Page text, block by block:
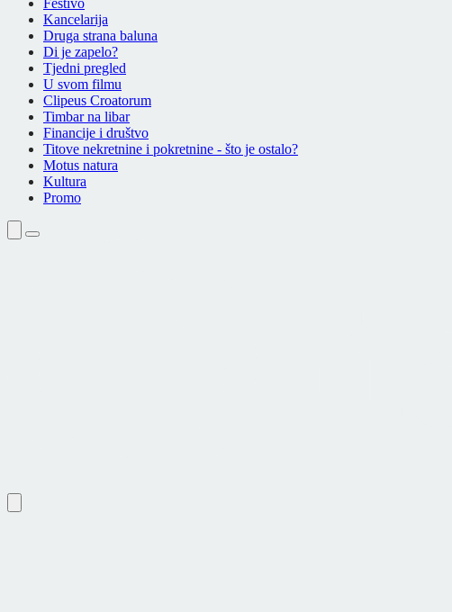
Festivo
Kancelarija
Druga strana baluna
Di je zapelo?
Tjedni pregled
U svom filmu
Clipeus Croatorum
Timbar na libar
Financije i društvo
Titove nekretnine i pokretnine - što je ostalo?
Motus natura
Kultura
Promo